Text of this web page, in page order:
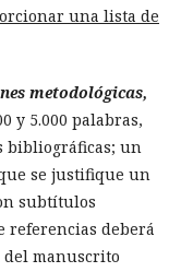
una lista de
metodológicas,
y 5.000 palabras,
bibliográficas; un
se justifique un
subtítulos
referencias deberá
del manuscrito